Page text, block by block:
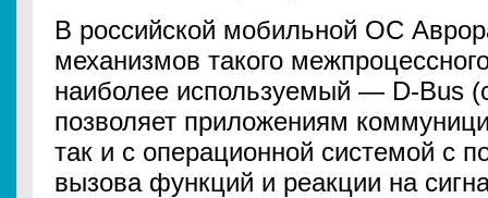
В российской мобильной ОС
механизмов такого
наиболее используемый — D-Bus
позволяет приложениям
так и с операционной системой с
вызова функций и реакции на